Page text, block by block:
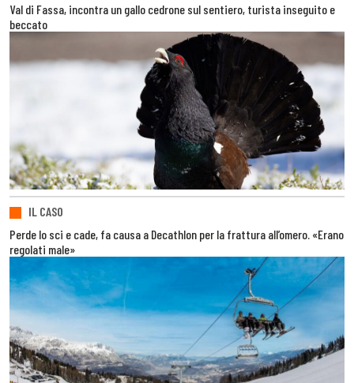
Val di Fassa, incontra un gallo cedrone sul sentiero, turista inseguito e
beccato
IL CASO
Perde lo sci e cade, fa causa a Decathlon per la frattura all’omero. «Erano
regolati male»